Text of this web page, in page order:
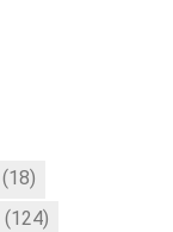
(18)
(124)